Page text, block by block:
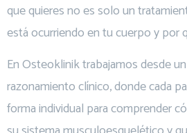
que quieres no es solo un
está ocurriendo en tu cuerpo y por
En Osteoklinik trabajamos desde
razonamiento clínico, donde cada
forma individual para comprender